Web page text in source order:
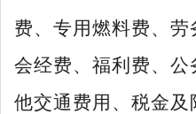
费、专用燃料费、
会经费、福利费、
他交通费用、税金及